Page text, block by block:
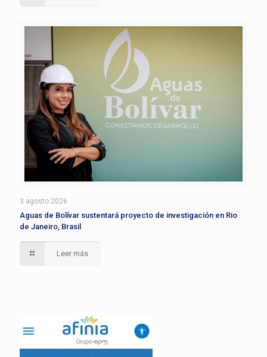
3 agosto 2026
Aguas de Bolívar sustentará proyecto de investigación en Rio
de Janeiro, Brasil
Leer más